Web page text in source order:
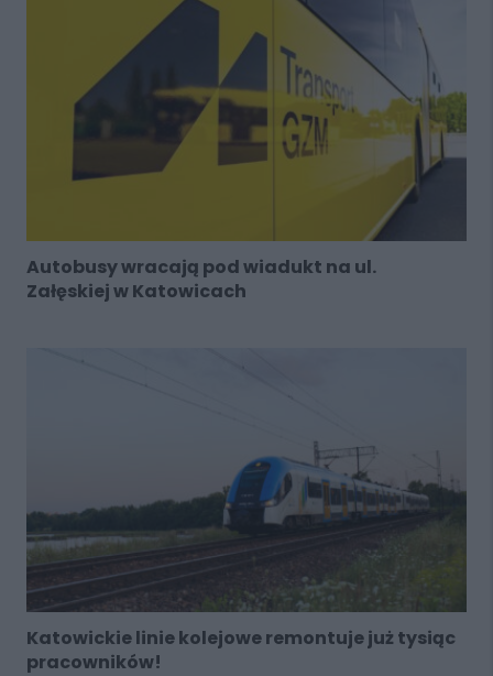
Autobusy wracają pod wiadukt na ul.
Załęskiej w Katowicach
Katowickie linie kolejowe remontuje już tysiąc
pracowników!